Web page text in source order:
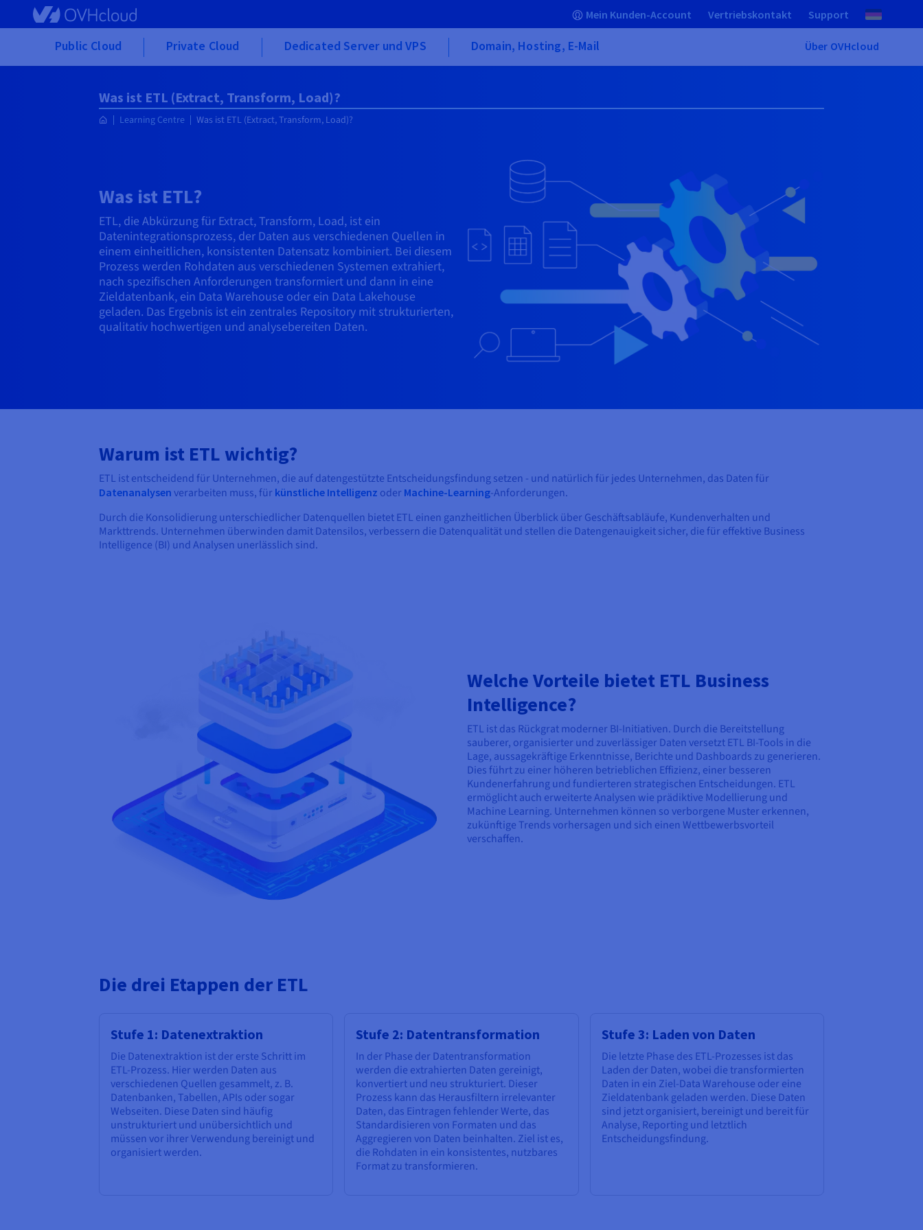
Skip to main content Mein Kunden-Account Vertriebskontakt Support
Public Cloud Private Cloud Dedicated Server und VPS Domain, Hosting, E-Mail Über OVHcloud
Was ist ETL (Extract, Transform, Load)?
Learning Centre Was ist ETL (Extract, Transform, Load)?
Was ist ETL?
ETL, die Abkürzung für Extract, Transform, Load, ist ein
Datenintegrationsprozess, der Daten aus verschiedenen Quellen in
einem einheitlichen, konsistenten Datensatz kombiniert. Bei diesem
Prozess werden Rohdaten aus verschiedenen Systemen extrahiert,
nach spezifischen Anforderungen transformiert und dann in eine
Zieldatenbank, ein Data Warehouse oder ein Data Lakehouse
geladen. Das Ergebnis ist ein zentrales Repository mit strukturierten,
qualitativ hochwertigen und analysebereiten Daten.
Warum ist ETL wichtig?
ETL ist entscheidend für Unternehmen, die auf datengestützte Entscheidungsfindung setzen - und natürlich für jedes Unternehmen, das Daten für
Datenanalysen verarbeiten muss, für künstliche Intelligenz oder Machine-Learning-Anforderungen.
Durch die Konsolidierung unterschiedlicher Datenquellen bietet ETL einen ganzheitlichen Überblick über Geschäftsabläufe, Kundenverhalten und
Markttrends. Unternehmen überwinden damit Datensilos, verbessern die Datenqualität und stellen die Datengenauigkeit sicher, die für effektive Business
Intelligence (BI) und Analysen unerlässlich sind.
Welche Vorteile bietet ETL Business
Intelligence?
ETL ist das Rückgrat moderner BI-Initiativen. Durch die Bereitstellung
sauberer, organisierter und zuverlässiger Daten versetzt ETL BI-Tools in die
Lage, aussagekräftige Erkenntnisse, Berichte und Dashboards zu generieren.
Dies führt zu einer höheren betrieblichen Effizienz, einer besseren
Kundenerfahrung und fundierteren strategischen Entscheidungen. ETL
ermöglicht auch erweiterte Analysen wie prädiktive Modellierung und
Machine Learning. Unternehmen können so verborgene Muster erkennen,
zukünftige Trends vorhersagen und sich einen Wettbewerbsvorteil
verschaffen.
Die drei Etappen der ETL
Stufe 1: Datenextraktion
Die Datenextraktion ist der erste Schritt im
ETL-Prozess. Hier werden Daten aus
verschiedenen Quellen gesammelt, z. B.
Datenbanken, Tabellen, APIs oder sogar
Webseiten. Diese Daten sind häufig
unstrukturiert und unübersichtlich und
müssen vor ihrer Verwendung bereinigt und
organisiert werden.
Stufe 2: Datentransformation
In der Phase der Datentransformation
werden die extrahierten Daten gereinigt,
konvertiert und neu strukturiert. Dieser
Prozess kann das Herausfiltern irrelevanter
Daten, das Eintragen fehlender Werte, das
Standardisieren von Formaten und das
Aggregieren von Daten beinhalten. Ziel ist es,
die Rohdaten in ein konsistentes, nutzbares
Format zu transformieren.
Stufe 3: Laden von Daten
Die letzte Phase des ETL-Prozesses ist das
Laden der Daten, wobei die transformierten
Daten in ein Ziel-Data Warehouse oder eine
Zieldatenbank geladen werden. Diese Daten
sind jetzt organisiert, bereinigt und bereit für
Analyse, Reporting und letztlich
Entscheidungsfindung.